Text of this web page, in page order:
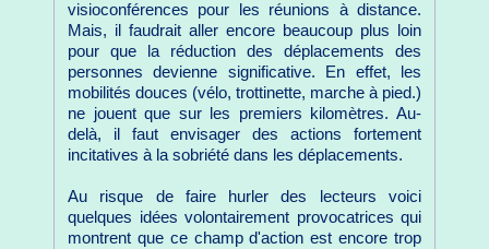
visioconférences pour les réunions à distance.
Mais, il faudrait aller encore beaucoup plus loin
pour que la réduction des déplacements des
personnes devienne significative. En effet, les
mobilités douces (vélo, trottinette, marche à pied.)
ne jouent que sur les premiers kilomètres. Au-
delà, il faut envisager des actions fortement
incitatives à la sobriété dans les déplacements.
Au risque de faire hurler des lecteurs voici
quelques idées volontairement provocatrices qui
montrent que ce champ d'action est encore trop